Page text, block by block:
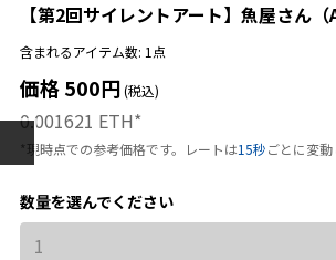
【第2回サイレントアート】魚屋さん（
含まれるアイテム数: 1点
価格 500円(税込)
0.001621 ETH*
*現時点での参考価格です。レートは15秒ごとに変動
数量を選んでください
1